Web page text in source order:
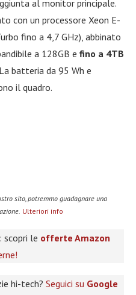
al monitor principale.
con un processore Xeon E-
fino a 4,7 GHz), abbinato
a 128GB e fino a 4TB
batteria da 95 Wh e
il quadro.
sito, potremmo guadagnare una
Ulteriori info
scopri le offerte Amazon
hi-tech? Seguici su Google